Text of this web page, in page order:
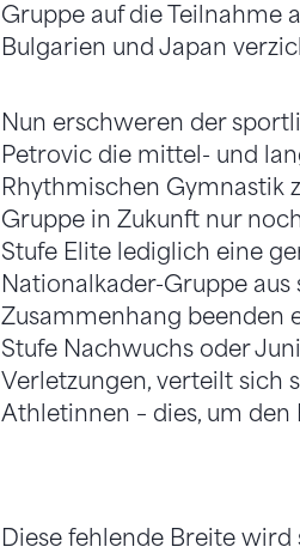
Gruppe auf die Teilnahme
Bulgarien und Japan
Nun erschweren der
Petrovic die mittel- und
Rhythmischen Gymnastik
Gruppe in Zukunft nur
Stufe Elite lediglich eine
Nationalkader-Gruppe
Zusammenhang beenden
Stufe Nachwuchs oder
Verletzungen, verteilt sich
Athletinnen – dies, um
Diese fehlende Breite